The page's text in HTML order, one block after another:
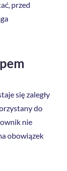
przed
się zaległy
do
nie
obowiązek